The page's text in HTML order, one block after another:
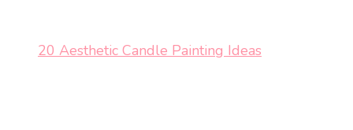
20 Aesthetic Candle Painting Ideas